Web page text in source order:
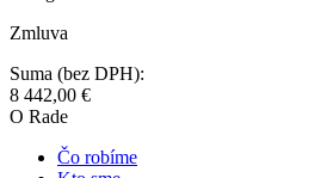
Zmluva
Suma (bez DPH):
8 442,00 €
O Rade
Čo robíme